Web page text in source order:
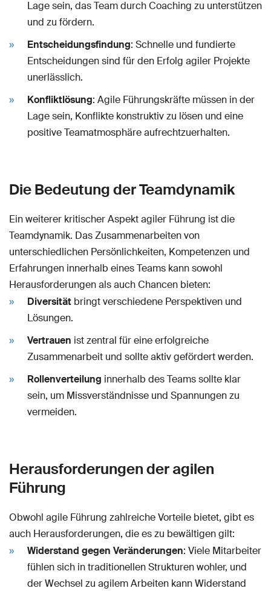
Lage sein, das Team durch Coaching zu unterstützen
und zu fördern.
Entscheidungsfindung: Schnelle und fundierte
Entscheidungen sind für den Erfolg agiler Projekte
unerlässlich.
Konfliktlösung: Agile Führungskräfte müssen in der
Lage sein, Konflikte konstruktiv zu lösen und eine
positive Teamatmosphäre aufrechtzuerhalten.
Die Bedeutung der Teamdynamik
Ein weiterer kritischer Aspekt agiler Führung ist die
Teamdynamik. Das Zusammenarbeiten von
unterschiedlichen Persönlichkeiten, Kompetenzen und
Erfahrungen innerhalb eines Teams kann sowohl
Herausforderungen als auch Chancen bieten:
Diversität bringt verschiedene Perspektiven und
Lösungen.
Vertrauen ist zentral für eine erfolgreiche
Zusammenarbeit und sollte aktiv gefördert werden.
Rollenverteilung innerhalb des Teams sollte klar
sein, um Missverständnisse und Spannungen zu
vermeiden.
Herausforderungen der agilen
Führung
Obwohl agile Führung zahlreiche Vorteile bietet, gibt es
auch Herausforderungen, die es zu bewältigen gilt:
Widerstand gegen Veränderungen: Viele Mitarbeiter
fühlen sich in traditionellen Strukturen wohler, und
der Wechsel zu agilem Arbeiten kann Widerstand